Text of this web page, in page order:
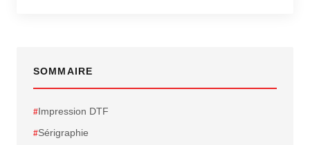
SOMMAIRE
Impression DTF
Sérigraphie